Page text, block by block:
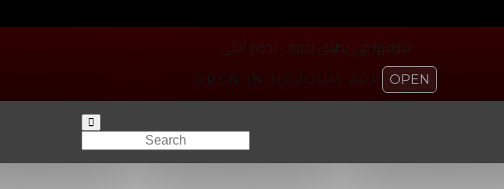
شوفها في تطبیق نجوم - نجوم أحلی
OPEN